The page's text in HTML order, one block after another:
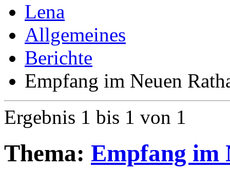
Lena
Allgemeines
Berichte
Empfang im Neuen
Ergebnis 1 bis 1 von 1
Thema: Empfang im